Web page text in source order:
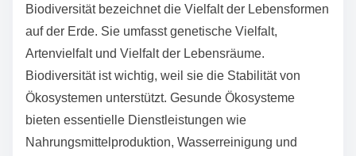
Biodiversität bezeichnet die Vielfalt der Lebensformen
auf der Erde. Sie umfasst genetische Vielfalt,
Artenvielfalt und Vielfalt der Lebensräume.
Biodiversität ist wichtig, weil sie die Stabilität von
Ökosystemen unterstützt. Gesunde Ökosysteme
bieten essentielle Dienstleistungen wie
Nahrungsmittelproduktion, Wasserreinigung und